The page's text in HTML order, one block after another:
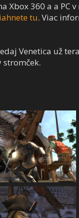
Xbox 360 a a PC
tu. Viac
Venetica už
stromček.